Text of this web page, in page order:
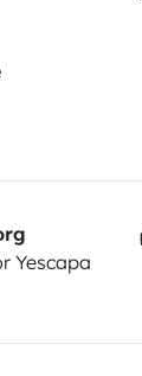
Yescapa